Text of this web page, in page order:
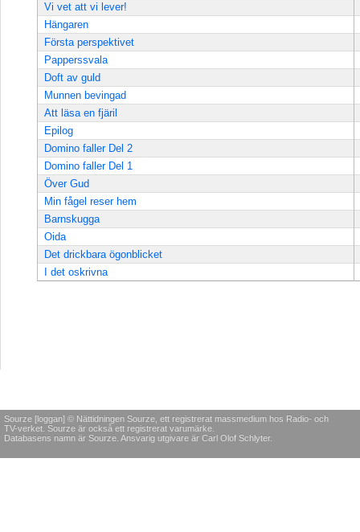
Vi vet att vi lever!
Hängaren
Första perspektivet
Papperssvala
Doft av guld
Munnen bevingad
Att läsa en fjäril
Epilog
Domino faller Del 2
Domino faller Del 1
Över Gud
Min fågel reser hem
Barnskugga
Oida
Det drickbara ögonblicket
I det oskrivna
Sourze [loggan] © Nättidningen Sourze, ett registrerat massmedium hos Radio- och
TV-verket. Sourze är också ett registrerat varumärke.
Databasens namn är Sourze. Ansvarig utgivare är Carl Olof Schlyter.